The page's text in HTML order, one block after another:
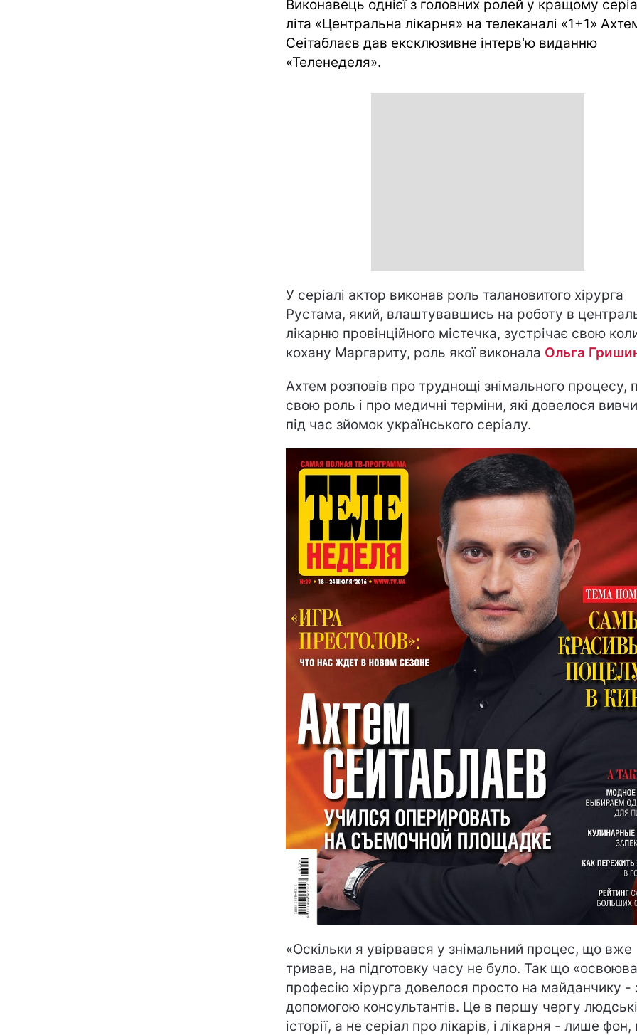
Виконавець однієї з головних ролей у кращому
літа «Центральна лікарня» на телеканалі «1+1»
Сеітаблаєв дав ексклюзивне інтерв'ю виданню
«Теленеделя».
У серіалі актор виконав роль талановитого хірурга
Рустама, який, влаштувавшись на роботу в
лікарню провінційного містечка, зустрічає свою
кохану Маргариту, роль якої виконала Ольга
Ахтем розповів про труднощі знімального процесу,
свою роль і про медичні терміни, які довелося
під час зйомок українського серіалу.
«Оскільки я увірвався у знімальний процес, що вже
тривав, на підготовку часу не було. Так що
професію хірурга довелося просто на майданчику -
допомогою консультантів. Це в першу чергу людські
історії, а не серіал про лікарів, і лікарня - лише фон,